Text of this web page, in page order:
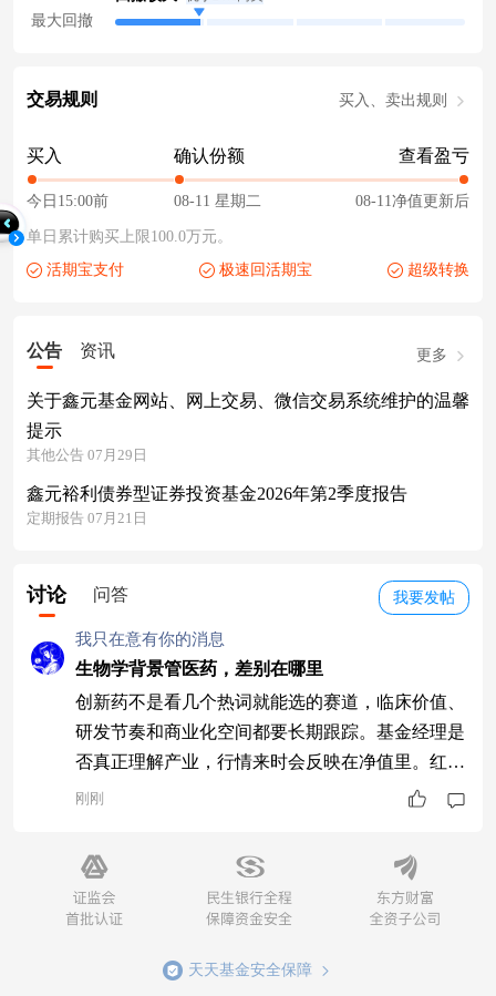
最大回撤
交易规则 买入、卖出规则
买入
今日15:00前
确认份额
08-11 星期二
查看盈亏
08-11净值更新后
单日累计购买上限100.0万元。
活期宝支付
极速回活期宝 超级转换
公告 资讯 更多
关于鑫元基金网站、网上交易、微信交易系统维护的温馨
提示
其他公告 07月29日
鑫元裕利债券型证券投资基金2026年第2季度报告
定期报告 07月21日
我要发帖
讨论 问答
我只在意有你的消息
生物学背景管医药，差别在哪里
创新药不是看几个热词就能选的赛道，临床价值、
研发节奏和商业化空间都要长期跟踪。基金经理是
否真正理解产业，行情来时会反映在净值里。红土
创新医疗保健股票A(010434)的基金经理廖星昊具
月7日单日净值增长8.35%。想参与这条线，可以
重点关注这类专业研究型产品。
刚刚
天天基金安全保障